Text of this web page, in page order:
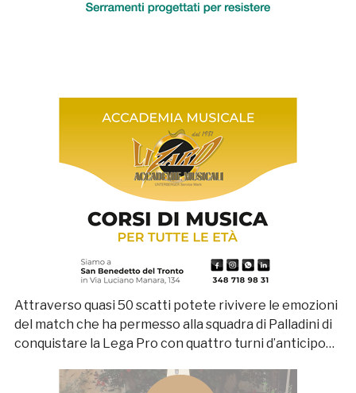
Attraverso quasi 50 scatti potete rivivere le emozioni
del match che ha permesso alla squadra di Palladini di
conquistare la Lega Pro con quattro turni d’anticipo…